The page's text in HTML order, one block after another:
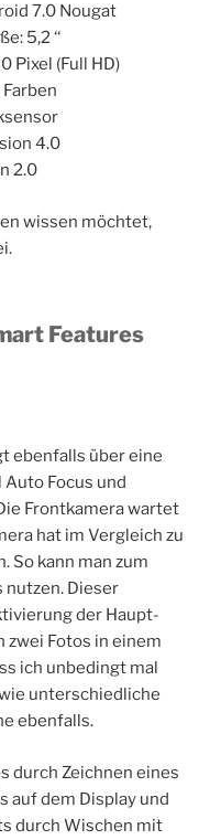
7.0 Nougat
5,2 ‘‘
Pixel (Full HD)
4.0
2.0
wissen möchtet,
Features
ebenfalls über eine
Focus und
Frontkamera wartet
hat im Vergleich zu
So kann man zum
nutzen. Dieser
der Haupt-
zwei Fotos in einem
ich unbedingt mal
unterschiedliche
ebenfalls.
durch Zeichnen eines
auf dem Display und
durch Wischen mit